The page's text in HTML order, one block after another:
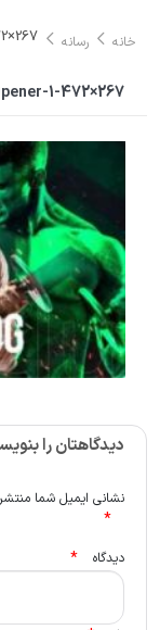
خانه رسانه
1-472×267
دیدگاهتان را
نشانی ایمیل شما
*
دیدگاه *